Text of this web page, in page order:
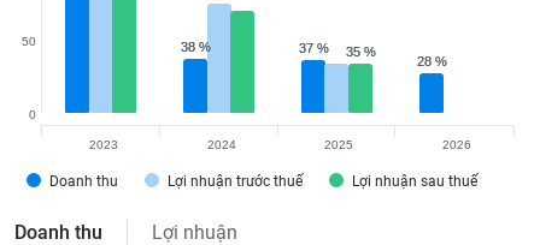
38 %
38 % 37 %
37 %
28 %
28 %
35 %
35 %
Doanh thu Lợi nhuận trước thuế Lợi nhuận sau thuế
0
50
2023 2024 2025 2026
Doanh thu Lợi nhuận